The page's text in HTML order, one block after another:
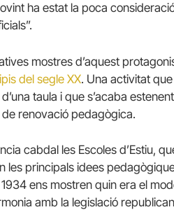
ha estat la poca
mostres d’aquest
del segle XX. Una activitat
taula i que s’acaba
renovació pedagògica.
cabdal les Escoles d’Estiu,
les principals idees
ens mostren quin era el
amb la legislació